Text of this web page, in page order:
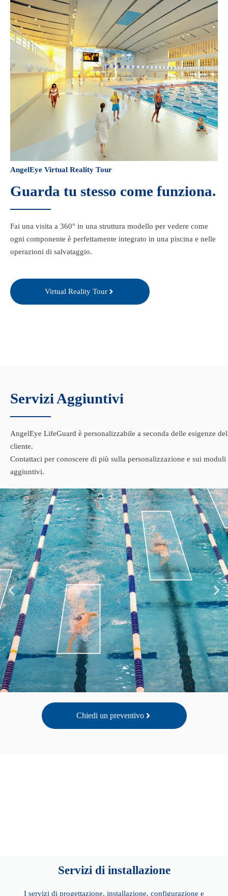
AngelEye Virtual Reality Tour
Guarda tu stesso come funziona.
Fai una visita a 360° in una struttura modello per vedere come
ogni componente è perfettamente integrato in una piscina e nelle
operazioni di salvataggio.
Virtual Reality Tour
Servizi Aggiuntivi
AngelEye LifeGuard è personalizzabile a seconda delle esigenze del
cliente.
Contattaci per conoscere di più sulla personalizzazione e sui moduli
aggiuntivi.
Rilevazione AereaChiedi un preventivo
Servizi di installazione
I servizi di progettazione, installazione, configurazione e